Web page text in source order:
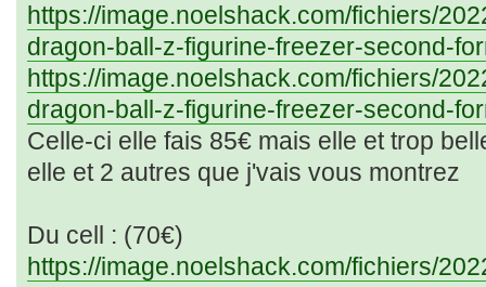
https://image.noelshack.com/fichiers/
dragon-ball-z-figurine-freezer-second-
https://image.noelshack.com/fichiers/
dragon-ball-z-figurine-freezer-second-
Celle-ci elle fais 85€ mais elle et trop
elle et 2 autres que j'vais vous montrez
Du cell : (70€)
https://image.noelshack.com/fichiers/